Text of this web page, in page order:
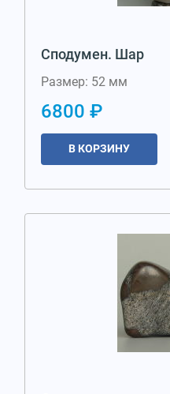
Сподумен. Шар
Размер: 52 мм
6800 ₽
В КОРЗИНУ